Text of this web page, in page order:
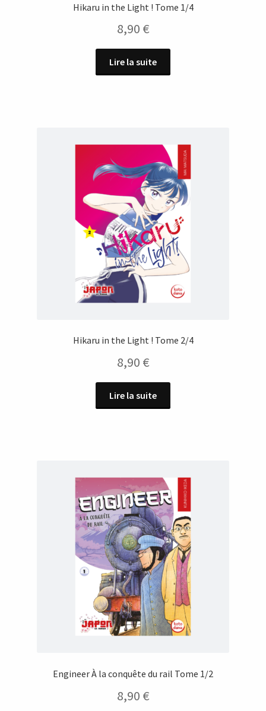
Hikaru in the Light ! Tome 1/4
8,90 €
Lire la suite
Hikaru in the Light ! Tome 2/4
8,90 €
Lire la suite
Engineer À la conquête du rail Tome 1/2
8,90 €